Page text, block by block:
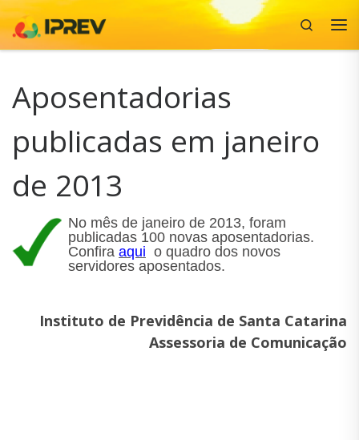
Skip to content
Search
Aposentadorias
publicadas em janeiro
de 2013
No mês de janeiro de 2013, foram
publicadas 100 novas aposentadorias.
Confira aqui o quadro dos novos
servidores aposentados.
Instituto de Previdência de Santa Catarina
Assessoria de Comunicação